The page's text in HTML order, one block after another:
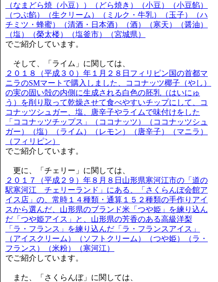
（なまどら焼（小豆））（どら焼き）（小豆）（小豆餡）
（つぶ餡）（生クリーム）（ミルク・牛乳）（玉子）（ハ
チミツ・蜂蜜）（清酒・日本酒）（酒）（寒天）（醤油）
（塩）（榮太楼）（塩釜市）（宮城県）
でご紹介しています。
そして、「ライム」に関しては、
２０１８（平成３０）年１月２８日フィリピン国の首都マ
ニラのSMマートで購入しました、ココナッツ椰子（やし）
の実の固い殻の内側に生成される白色の胚乳（はいにゅ
う）を削り取って乾燥させて食べやすいチップにして、コ
コナッツシュガー、塩、唐辛子やライムで味付けをした
「ココナッツチップス」（ココナッツ）（ココナッツシュ
ガー）（塩）（ライム）（レモン）（唐辛子）（マニラ）
（フィリピン）
でご紹介しています。
更に、「チェリー」に関しては、
２０１７（平成２９）年８月８日山形県寒河江市の「道の
駅寒河江 チェリーランド」にある、「さくらんぼ会館ア
イス店」の、常時１４種類・通算１５２種類の手作りアイ
スから選んだ、山形県のブランド米「つや姫」を練り込ん
だ「つや姫アイス」と、山形県の芳香のある高級洋梨
「ラ・フランス」を練り込んだ「ラ・フランスアイス」
（アイスクリーム）（ソフトクリーム）（つや姫）（ラ・
フランス）（米粉）（寒河江）
でご紹介しています。
また、「さくらんぼ」に関しては、